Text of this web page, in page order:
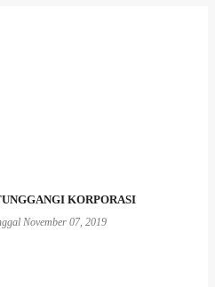
KORPORASI
November 07, 2019